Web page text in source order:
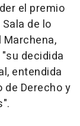
el premio
de lo
Marchena,
decidida
entendida
Derecho y